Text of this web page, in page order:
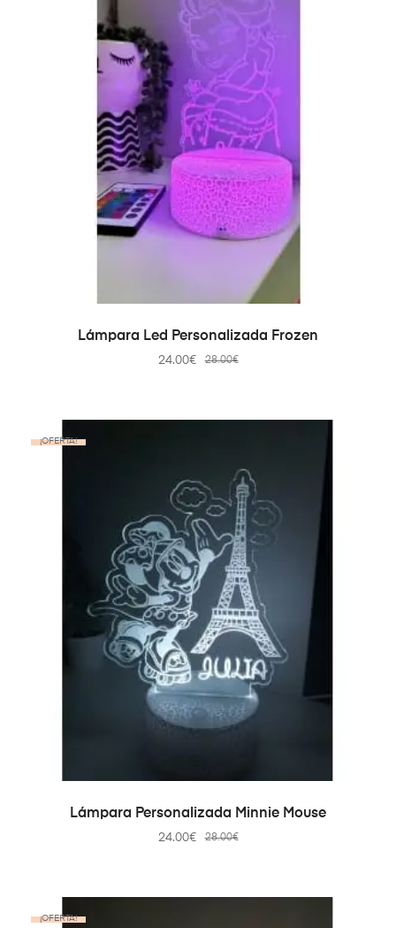
SELECT OPTIONS
Lámpara Led Personalizada Frozen
28.00€
24.00€
¡OFERTA!
SELECT OPTIONS
Lámpara Personalizada Minnie Mouse
28.00€
24.00€
¡OFERTA!